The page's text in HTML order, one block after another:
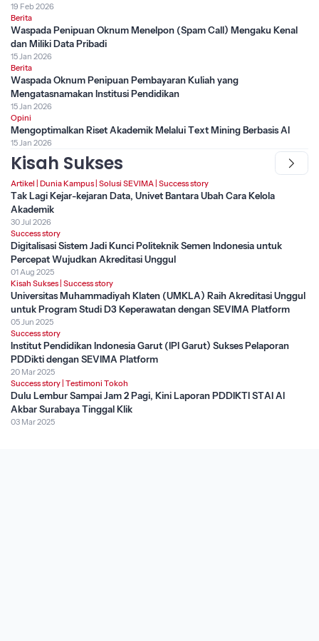
19 Feb 2026
Berita
Waspada Penipuan Oknum Menelpon (Spam Call) Mengaku Kenal
dan Miliki Data Pribadi
15 Jan 2026
Berita
Waspada Oknum Penipuan Pembayaran Kuliah yang
Mengatasnamakan Institusi Pendidikan
15 Jan 2026
Opini
Mengoptimalkan Riset Akademik Melalui Text Mining Berbasis AI
15 Jan 2026
Kisah Sukses
Artikel | Dunia Kampus | Solusi SEVIMA | Success story
Tak Lagi Kejar-kejaran Data, Univet Bantara Ubah Cara Kelola
Akademik
30 Jul 2026
Success story
Digitalisasi Sistem Jadi Kunci Politeknik Semen Indonesia untuk
Percepat Wujudkan Akreditasi Unggul
01 Aug 2025
Kisah Sukses | Success story
Universitas Muhammadiyah Klaten (UMKLA) Raih Akreditasi Unggul
untuk Program Studi D3 Keperawatan dengan SEVIMA Platform
05 Jun 2025
Success story
Institut Pendidikan Indonesia Garut (IPI Garut) Sukses Pelaporan
PDDikti dengan SEVIMA Platform
20 Mar 2025
Success story | Testimoni Tokoh
Dulu Lembur Sampai Jam 2 Pagi, Kini Laporan PDDIKTI STAI Al
Akbar Surabaya Tinggal Klik
03 Mar 2025